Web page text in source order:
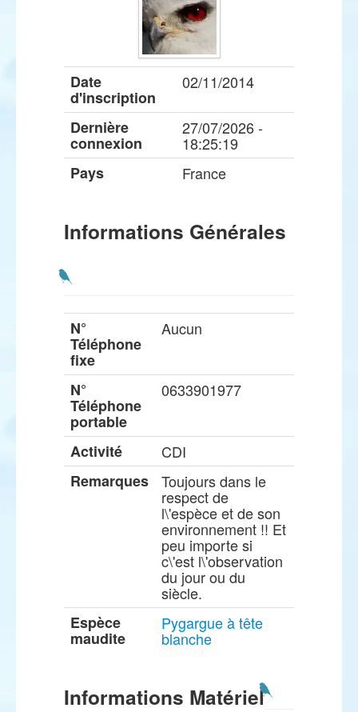
Date
d'inscription
02/11/2014
Dernière
connexion
27/07/2026 -
18:25:19
Pays
France
Informations Générales
N°
Téléphone
fixe
Aucun
N°
Téléphone
portable
0633901977
Activité
CDI
Remarques
Toujours dans le
respect de
l\'espèce et de son
environnement !! Et
peu importe si
c\'est l\'observation
du jour ou du
siècle.
Espèce
maudite
Pygargue à tête
blanche
Informations Matériel